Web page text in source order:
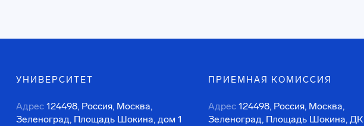
УНИВЕРСИТЕТ
Адрес 124498, Россия, Москва,
Зеленоград, Площадь Шокина, дом 1
ПРИЕМНАЯ КОМИССИЯ
Адрес 124498, Россия, Москва,
Зеленоград, Площадь Шокина, ДК